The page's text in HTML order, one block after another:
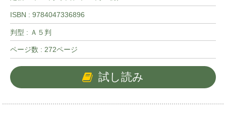
ISBN : 9784047336896
判型 : Ａ５判
ページ数 : 272ページ
試し読み